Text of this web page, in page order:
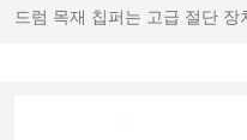
드럼 목재 칩퍼는 고급 절단